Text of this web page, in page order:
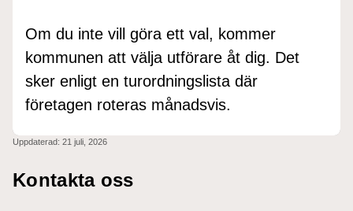
Om du inte vill göra ett val, kommer
kommunen att välja utförare åt dig. Det
sker enligt en turordningslista där
företagen roteras månadsvis.
Uppdaterad: 21 juli, 2026
Kontakta oss